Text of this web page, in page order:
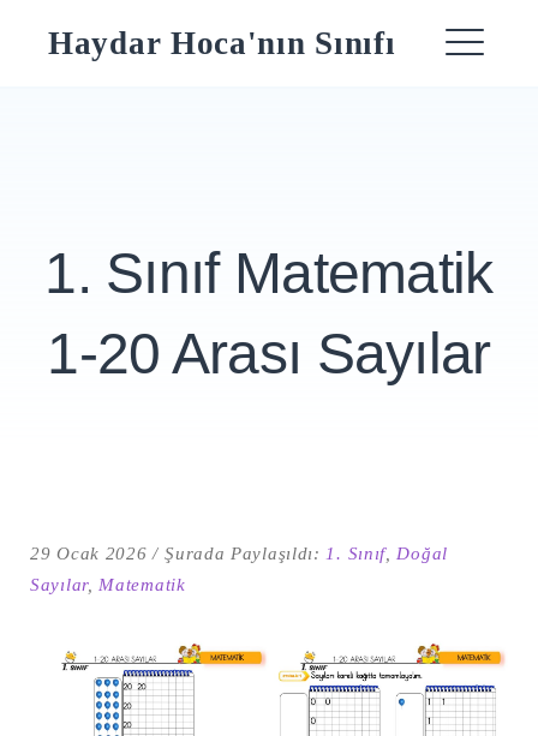
Haydar Hoca'nın Sınıfı
1. Sınıf Matematik
1-20 Arası Sayılar
29 Ocak 2026 Şurada Paylaşıldı: 1. Sınıf, Doğal
Sayılar, Matematik